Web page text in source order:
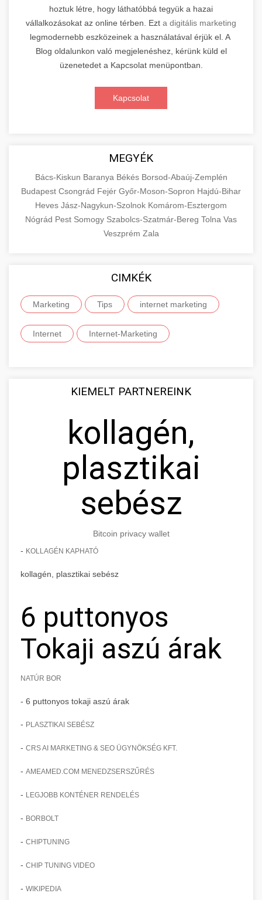
hoztuk létre, hogy láthatóbbá tegyük a hazai
vállalkozásokat az online térben. Ezt a digitális marketing
legmodernebb eszközeinek a használatával érjük el. A
Blog oldalunkon való megjelenéshez, kérünk küld el
üzenetedet a Kapcsolat menüpontban.
Kapcsolat
MEGYÉK
Bács-Kiskun Baranya Békés Borsod-Abaúj-Zemplén
Budapest Csongrád Fejér Győr-Moson-Sopron Hajdú-Bihar
Heves Jász-Nagykun-Szolnok Komárom-Esztergom
Nógrád Pest Somogy Szabolcs-Szatmár-Bereg Tolna Vas
Veszprém Zala
CIMKÉK
Marketing Tips internet marketing
Internet Internet-Marketing
KIEMELT PARTNEREINK
kollagén,
plasztikai
sebész
Bitcoin privacy wallet
- KOLLAGÉN KAPHATÓ
kollagén, plasztikai sebész
6 puttonyos
Tokaji aszú árak
NATÚR BOR
- 6 puttonyos tokaji aszú árak
- PLASZTIKAI SEBÉSZ
- CRS AI MARKETING & SEO ÜGYNÖKSÉG KFT.
- AMEAMED.COM MENEDZSERSZŰRÉS
- LEGJOBB KONTÉNER RENDELÉS
- BORBOLT
- CHIPTUNING
- CHIP TUNING VIDEO
- WIKIPEDIA